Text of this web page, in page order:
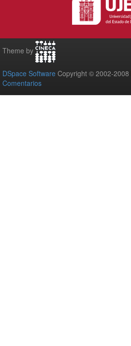
Theme by
DSpace Software Copyright © 2002-2008
Comentarios